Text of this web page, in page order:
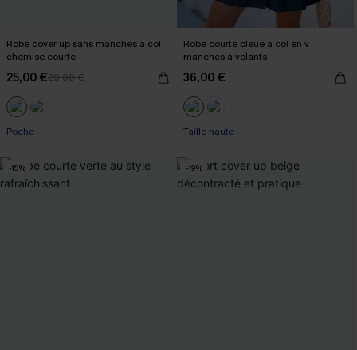
Robe cover up sans manches à col
chemise courte
25,00 €29,00 €
Poche
Robe courte bleue à col en v
manches à volants
36,00 €
Taille haute
-15% -19%